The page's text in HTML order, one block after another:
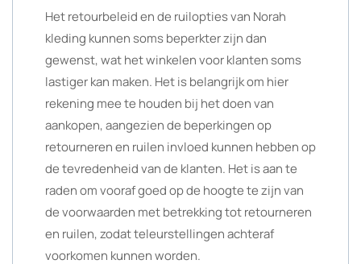
Het retourbeleid en de ruilopties van Norah
kleding kunnen soms beperkter zijn dan
gewenst, wat het winkelen voor klanten soms
lastiger kan maken. Het is belangrijk om hier
rekening mee te houden bij het doen van
aankopen, aangezien de beperkingen op
retourneren en ruilen invloed kunnen hebben op
de tevredenheid van de klanten. Het is aan te
raden om vooraf goed op de hoogte te zijn van
de voorwaarden met betrekking tot retourneren
en ruilen, zodat teleurstellingen achteraf
voorkomen kunnen worden.